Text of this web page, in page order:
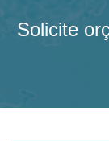
Solicite